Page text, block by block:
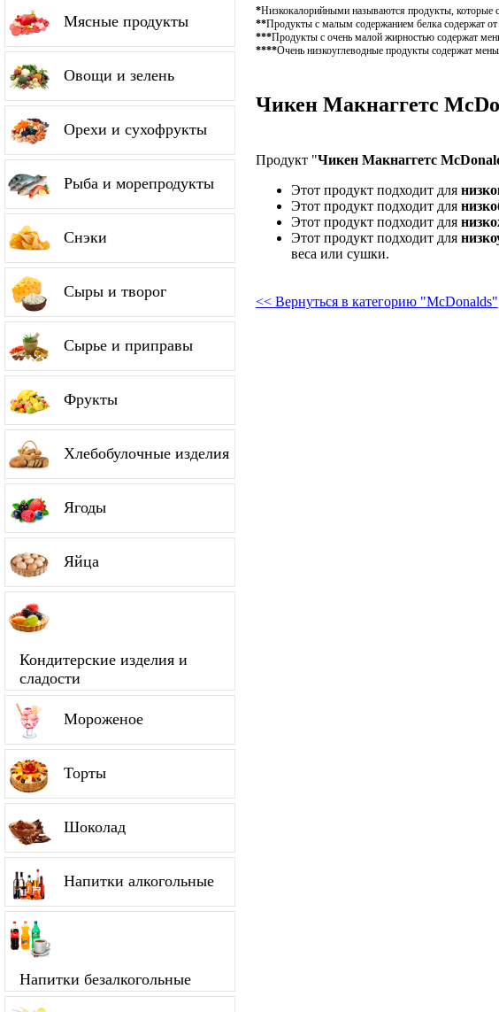
Мясные продукты
Овощи и зелень
Орехи и сухофрукты
Рыба и морепродукты
Снэки
Сыры и творог
Сырье и приправы
Фрукты
Хлебобулочные изделия
Ягоды
Яйца
Кондитерские изделия и
сладости
Мороженое
Торты
Шоколад
Напитки алкогольные
Напитки безалкогольные
*Низкокалорийными называются продукты, которые
**Продукты с малым содержанием белка содержат от
***Продукты с очень малой жирностью содержат
****Очень низкоуглеводные продукты содержат
Чикен Макнаггетс
Продукт "Чикен Макнаггетс
Этот продукт подходит для
Этот продукт подходит для
Этот продукт подходит для
Этот продукт подходит для
веса или сушки.
<< Вернуться в категорию "McDonalds"